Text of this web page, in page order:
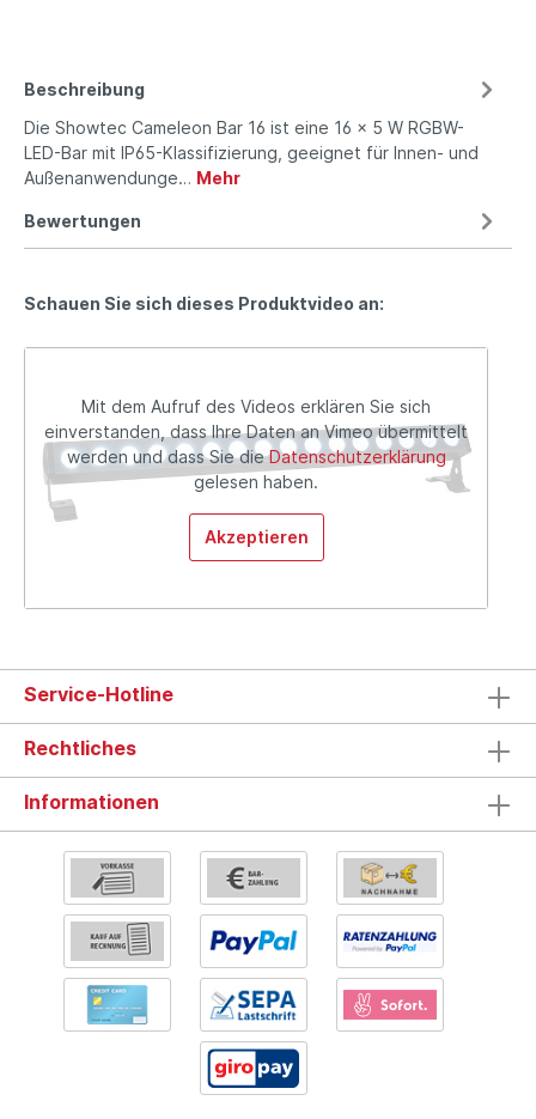
Beschreibung
Die Showtec Cameleon Bar 16 ist eine 16 x 5 W RGBW-
LED-Bar mit IP65-Klassifizierung, geeignet für Innen- und
Außenanwendunge… Mehr
Bewertungen
Schauen Sie sich dieses Produktvideo an:
Mit dem Aufruf des Videos erklären Sie sich
einverstanden, dass Ihre Daten an Vimeo übermittelt
werden und dass Sie dieDatenschutzerklärung
gelesen haben.
Akzeptieren
Service-Hotline
Rechtliches
Informationen